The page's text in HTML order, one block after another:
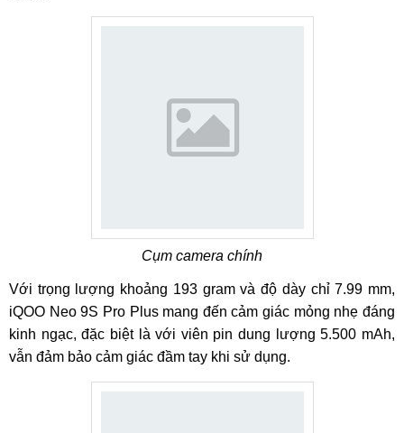
Cụm camera chính
Với trọng lượng khoảng 193 gram và độ dày chỉ 7.99 mm,
iQOO Neo 9S Pro Plus mang đến cảm giác mỏng nhẹ đáng
kinh ngạc, đặc biệt là với viên pin dung lượng 5.500 mAh,
vẫn đảm bảo cảm giác đầm tay khi sử dụng.